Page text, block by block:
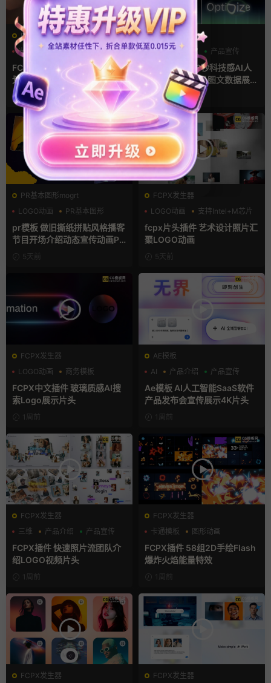
FCPX转场
光效
复古风
FCPX转场插件 15组光效胶片
划痕复古视频过渡
18小时前
AE模板
AI
产品介绍 产品宣传
ae片头模板 36秒科技感AI人
工智能SaaS产品图文数据展示
宣传视频AE模板
3天前
PR基本图形mogrt
LOGO动画
PR基本图形
复古风
pr模板 做旧撕纸拼贴风格播客
节目开场介绍动态宣传动画PR
模版5天前
FCPX发生器
LOGO动画
支持Intel+M芯片
汇聚
fcpx片头插件 艺术设计照片汇
聚LOGO动画
5天前
FCPX发生器
LOGO动画
商务模板
支持Intel+M芯片
FCPX中文插件 玻璃质感AI搜
索Logo展示片头
1周前
AE模板
AI
产品介绍 产品宣传
Ae模板 AI人工智能SaaS软件
产品发布会宣传展示4K片头
1周前
FCPX发生器
三维
产品介绍 产品宣传
FCPX插件 快速照片流团队介
绍LOGO视频片头
1周前
FCPX发生器
卡通模板
图形动画
手绘风
FCPX插件 58组2D手绘Flash
爆炸火焰能量特效
1周前
FCPX发生器
FCPX发生器